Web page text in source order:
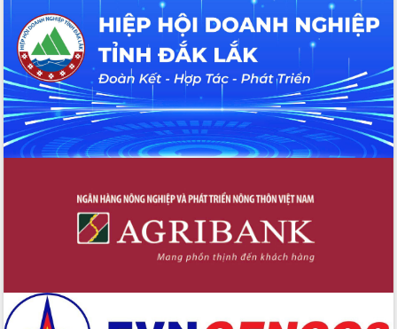
quốc phòng, quân sự địa phương năm
2026
Đắk Lắk tập trung toàn lực khắc phục
tồn tại IUU, sẵn sàng làm việc với
Đoàn thanh tra EC
Chủ tịch UBND tỉnh Tạ Anh Tuấn thăm,
chúc mừng các bệnh viện nhân Ngày
Thầy thuốc Việt Nam
Kỳ họp Chuyên đề lần thứ Năm, HĐND
tỉnh Đắk Lắk thông qua các nghị quyết
biểu HĐND tỉnh Đắk Lắk, nhiệm kỳ
2026-2031